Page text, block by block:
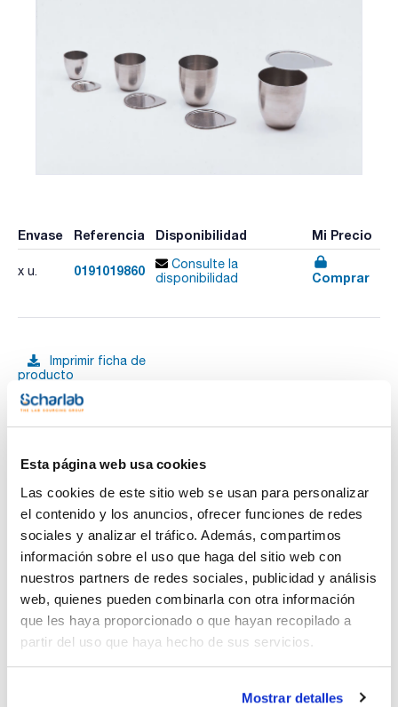
Esta página web usa cookies
Las cookies de este sitio web se usan para personalizar
el contenido y los anuncios, ofrecer funciones de redes
sociales y analizar el tráfico. Además, compartimos
información sobre el uso que haga del sitio web con
nuestros partners de redes sociales, publicidad y análisis
web, quienes pueden combinarla con otra información
que les haya proporcionado o que hayan recopilado a
partir del uso que haya hecho de sus servicios.
Mostrar detalles
Envase Referencia Disponibilidad Mi Precio
x u. 0191019860
Consulte la
disponibilidad
Comprar
Imprimir ficha de
producto
Capacidad (ml) : 140
Altura (mm) : 65
EL ACERO INOXIDABLE es utilizable a temperaturas desde
-180 °C hasta +500 °C.
Resistente al ácido nítrico, nitratos y permanganato
potásico. Buena resistencia a las
soluciones alcalinas concentradas. Resistencia media al
ácido acético, sulfhídrico diluido,
fosfórico poco concentrado, y soluciones de sulfitos, ácido
bórico, ácidos orgánicos
y bromuros.
EL NÍQUEL inalterable al aire e inoxidable hasta temperaturas
de 500 °C. Buena resistencia
a los álcalis fundidos y al agua de mar. Excelente
de cloro húmedo o clorhídrico gaseoso hasta 500 °C.
los ácidos orgánicos, clorhídrico y sulfúrico. Escasa
Documentación técnica
TDS / Ficha técnica
Regístrate para
descargas
COA
Regístrate para
descargas
SDS/ Hoja de seguridad